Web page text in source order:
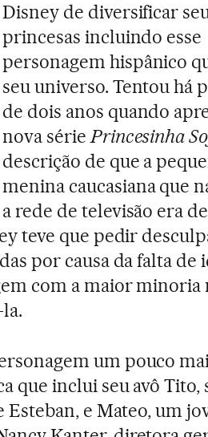
Disney de diversificar
princesas incluindo esse
personagem hispânico
seu universo. Tentou há
de dois anos quando
nova sériePrincesinha
descrição de que a
menina caucasiana que
a rede de televisão era
teve que pedir
por causa da falta de
com a maior minoria
um pouco
que inclui seu avô Tito,
e Mateo, um